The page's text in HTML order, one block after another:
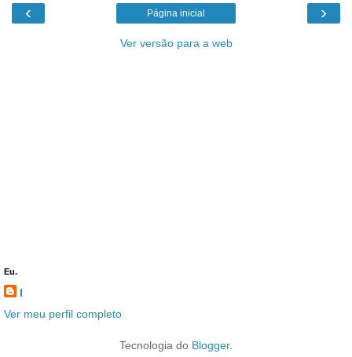
‹ ›
Página inicial
Ver versão para a web
Eu.
l
Ver meu perfil completo
Tecnologia do Blogger.